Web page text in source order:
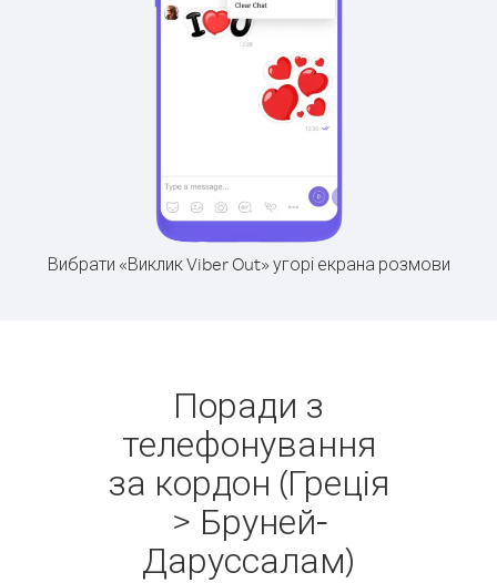
Вибрати «Виклик Viber Out» угорі екрана розмови
Поради з
телефонування
за кордон (Греція
> Бруней-
Даруссалам)